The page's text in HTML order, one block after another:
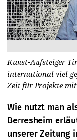
Kunst-Aufsteiger
international viel
Zeit für Projekte mit
Wie nutzt man
Berresheim
unserer Zeitung